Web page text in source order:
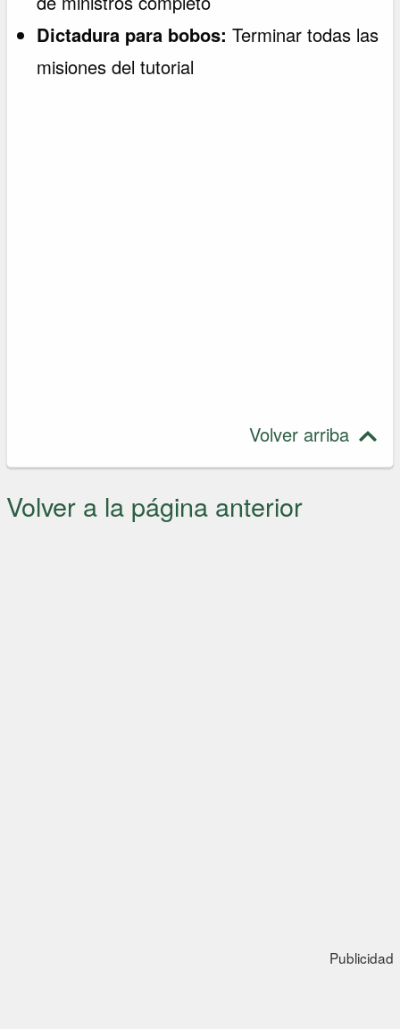
Dictadura para bobos: Terminar todas las
misiones del tutorial
Volver arriba
Volver a la página anterior
Publicidad